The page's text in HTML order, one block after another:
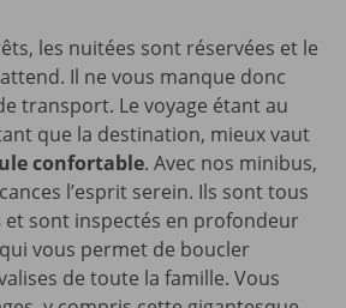
les nuitées sont réservées et le
Il ne vous manque donc
transport. Le voyage étant au
que la destination, mieux vaut
confortable. Avec nos minibus,
l’esprit serein. Ils sont tous
et sont inspectés en profondeur
vous permet de boucler
de toute la famille. Vous